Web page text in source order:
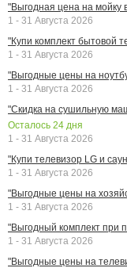
"Выгодная цена на мойку
1 - 31 Августа 2026
"Купи комплект бытовой
1 - 31 Августа 2026
"Выгодные цены на
1 - 31 Августа 2026
"Скидка на сушильную
Осталось 24 дня
1 - 31 Августа 2026
"Купи телевизор LG и
1 - 31 Августа 2026
"Выгодные цены на
1 - 31 Августа 2026
"Выгодный комплект при
1 - 31 Августа 2026
"Выгодные цены на